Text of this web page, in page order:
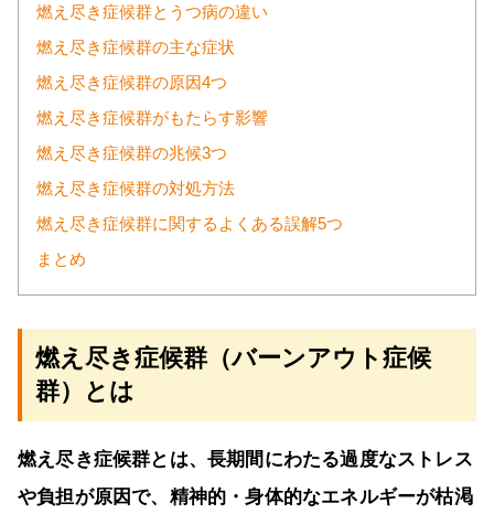
燃え尽き症候群とうつ病の違い
燃え尽き症候群の主な症状
燃え尽き症候群の原因4つ
燃え尽き症候群がもたらす影響
燃え尽き症候群の兆候3つ
燃え尽き症候群の対処方法
燃え尽き症候群に関するよくある誤解5つ
まとめ
燃え尽き症候群（バーンアウト症候
群）とは
燃え尽き症候群とは、長期間にわたる過度なストレス
や負担が原因で、精神的・身体的なエネルギーが枯渇